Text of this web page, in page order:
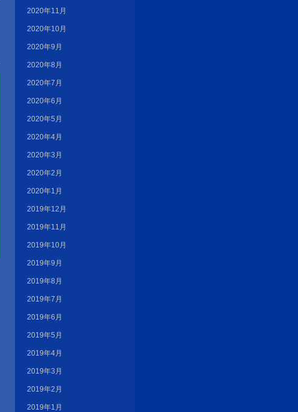
2020年11月
2020年10月
2020年9月
2020年8月
2020年7月
2020年6月
2020年5月
2020年4月
2020年3月
2020年2月
2020年1月
2019年12月
2019年11月
2019年10月
2019年9月
2019年8月
2019年7月
2019年6月
2019年5月
2019年4月
2019年3月
2019年2月
2019年1月